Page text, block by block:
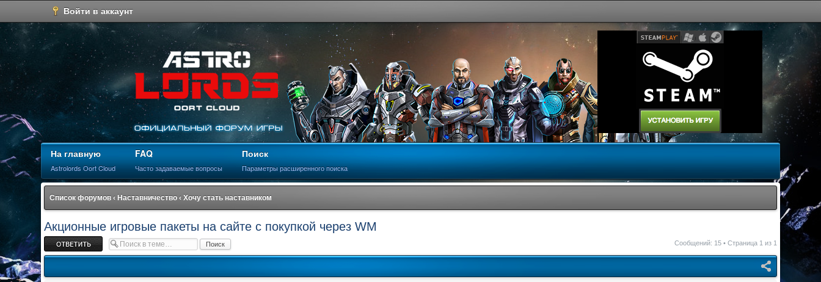
Войти в аккаунт
На главную
Astrolords Oort Cloud
FAQ
Часто задаваемые вопросы
Поиск
Параметры расширенного поиска
Список форумов ‹ Наставничество ‹ Хочу стать наставником
Акционные игровые пакеты на сайте с покупкой через WM
Ответить Сообщений: 15 • Страница 1 из 1